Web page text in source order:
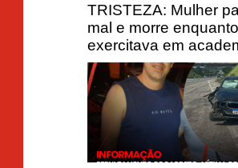
TRISTEZA: Mulher
mal e morre
exercitava em